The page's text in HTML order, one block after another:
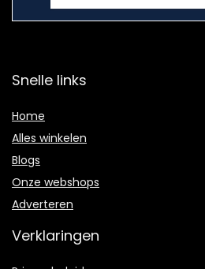
Snelle links
Home
Alles winkelen
Blogs
Onze webshops
Adverteren
Verklaringen